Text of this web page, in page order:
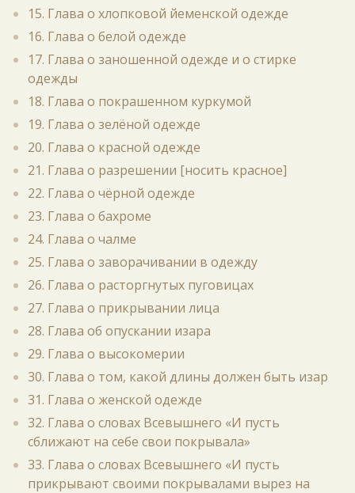
15. Глава о хлопковой йеменской одежде
16. Глава о белой одежде
17. Глава о заношенной одежде и о стирке
одежды
18. Глава о покрашенном куркумой
19. Глава о зелёной одежде
20. Глава о красной одежде
21. Глава о разрешении [носить красное]
22. Глава о чёрной одежде
23. Глава о бахроме
24. Глава о чалме
25. Глава о заворачивании в одежду
26. Глава о расторгнутых пуговицах
27. Глава о прикрывании лица
28. Глава об опускании изара
29. Глава о высокомерии
30. Глава о том, какой длины должен быть изар
31. Глава о женской одежде
32. Глава о словах Всевышнего «И пусть
сближают на себе свои покрывала»
33. Глава о словах Всевышнего «И пусть
прикрывают своими покрывалами вырез на